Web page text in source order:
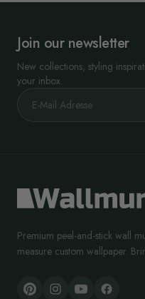
Join our newsletter
New collections, styling
your inbox.
Premium peel-and-stick wall
measure custom wallpaper.